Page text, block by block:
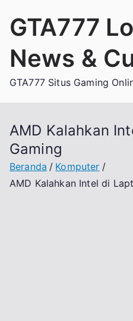
GTA777
News &
GTA777 Situs Gaming
AMD Kalahkan
Gaming
Beranda
Komputer
AMD Kalahkan Intel di